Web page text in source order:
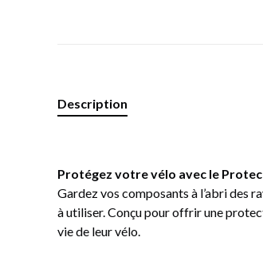
Description
Protégez votre vélo avec le
Gardez vos composants à l’abri des
à utiliser. Conçu pour offrir une
vie de leur vélo.